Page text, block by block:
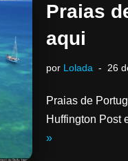
Praias
aqui
por Lolada 26
Praias de
Huffington Post
»